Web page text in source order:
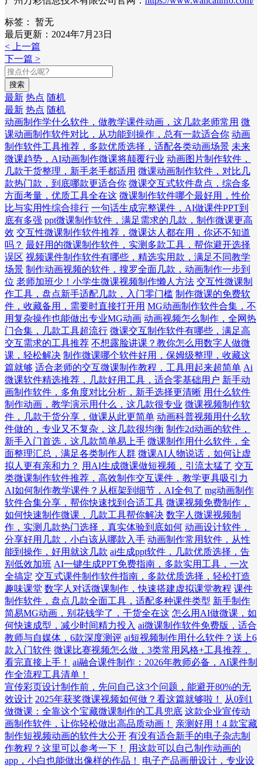
标签：
暂无
最后更新：2024年7月23日
< 上一篇
下一篇 >
搜索
最新 热点 随机
最新 热点 随机
动画制作学什么软件，做教学课件动画，这几款老师常用 微
课动画制作软件对比，从功能到操作，总有一款适合你 动画
制作软件工具推荐，多款优质选择，适配各类动画场景 未来
微课趋势，AI动画制作微课将颠覆行业 动画图片制作软件，
几款干货整理，新手老手都适用 微课动画制作软件，对比几
款热门款，到底哪款更适合你 微课交互式软件盘点，综合多
方面考量，优质工具全在这 微课制作软件哪个最好用，性价
比与实用性综合排行 一句话生成完整课件，AI做课件PPT到
底有多强 ppt微课制作软件，满足需求的几款，制作微课更高
效 交互性微课制作软件推荐，微课达人都在用，你还不知道
吗？ 最好用的微课制作软件，实测多款工具，帮你避开选择
误区 视频课件制作软件有哪些，精选实用款，满足不同教学
场景 制作动画视频的软件，搜罗全面几款，动画制作一步到
位 老师加班少！小学生微课视频制作懒人方法 交互性微课制
作工具，盘点新手适配几款，入门零门槛 制作微课的免费软
件，收藏备用，需要时直接打开用 MG动画制作软件合集，不
用复杂操作也能做出专业MG动画 动画视频怎么制作，全网热
门合集，几款工具超流行 微课交互制作软件有哪些，满足高
交互需求的工具推荐 不想露脸讲课？教你怎么用数字人做微
课，轻松解决 制作微课哪个软件好用，保姆级整理，收藏这
篇就够 适合老师的交互微课制作教程，工具用起来超简单 Ai
微课软件精选推荐，几款好用工具，适合零基础用户 新手动
画制作软件，多角度对比分析，新手选择更清晰 用什么软件
制作动画，教学演示用什么，这几款很专业 微课视频制作软
件，几款干货分享，做课从此更简单 动画科普视频用什么软
件做的，专业又不复杂，这几款很均衡 制作2d动画的软件，
新手入门首选，这几款简单易上手 微课制作用什么软件，全
面整理汇总，满足各类制作人群 微课AI人物说话，如何让虚
拟人更有亲和力？ 用AI生成微课做短视频，引流太猛了 交互
类微课制作软件推荐，高效制作交互课件，教学更具吸引力
AI如何制作教学课件？从框架到细节，AI全包了 mg动画制作
软件合集分享，帮你快速找到合适工具 微课视频免费制作，
如何快速制作微课，几款工具帮你解决 数字人微课视频制
作，实测几款热门选择，真实体验到底如何 动画设计软件，
分享好用几款，小白该从哪款入手 动画制作常用软件，从性
能到操作，好用就这几款 ai生成ppt软件，几款优质选择，告
别低效加班 AI一键生成PPT免费指南，多款实用工具，一次
全搞定 交互式课件制作软件指南，多款优质选择，轻松打造
趣味课堂 数字人对话微课制作，快速搭建虚拟课堂教程 课件
制作软件，盘点几款全面工具，适配多种课件类型 新手制作
简易MG动画，别花钱学了，干货全在这 怎么用AI做微课，如
何快速成型，减少时间精力投入 ai微课制作软件免费版，适合
教师与自媒体，6款深度测评 ai短视频制作用什么软件？送上6
款入门软件 微课比赛视频怎么做，3类常用风格+工具推荐，
看完直接上手！
ai融合课件制作：2026年教师必备，AI课件制
作全流程工具清单！
宣传彩页设计制作前，先问自己这3个问题，能避开80%的无
效设计 2025年获奖微课视频如何做？看这篇就够啦！
从0到1
做微课：全靠这个宝藏微课制作的工具兜底 这款企业宣传动
画制作软件，让你轻松做出高品质动画！
亲测好用！4 款宝藏
制作短视频动画的软件大公开 有没有适合新手的电子杂志制
作教程？这里可以参考一下！
用这款可以自己制作动画的
app，小白也能做出像样的作品！
电子产品画册设计，专业设